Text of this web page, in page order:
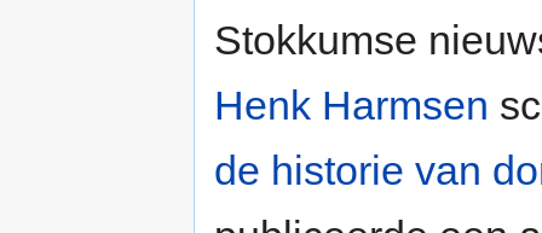
Stokkumse
Henk Harmsen
de historie van